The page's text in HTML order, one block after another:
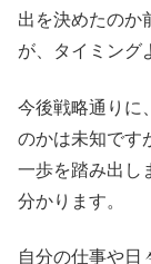
出を決めたのか
が、タイミング
今後戦略通りに
のかは未知です
一歩を踏み出し
分かります。
自分の仕事や日